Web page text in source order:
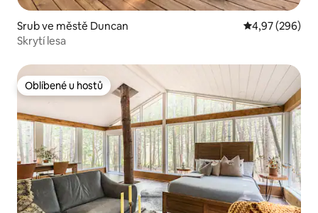
Srub ve městě Duncan Průměrné
4,97 (296)
Skrytí lesa
Oblíbené u hostů
Oblíbené u hostů